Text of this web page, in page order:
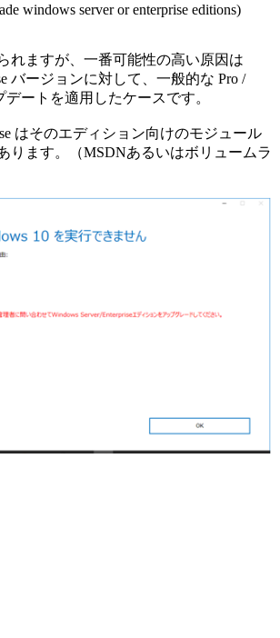
windows server or enterprise editions)
れますが、一番可能性の高い原因は
バージョンに対して、一般的な Pro /
デートを適用したケースです。
はそのエディション向けのモジュール
ります。（MSDNあるいはボリュームラ